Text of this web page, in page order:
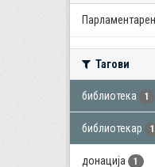
Тагови
библиотека 1
библиотекар 1
донација 1